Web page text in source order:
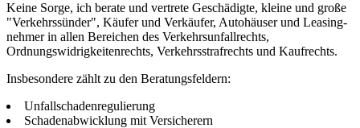
Keine Sorge, ich be­rate und ver­trete Geschädigte, kleine und große
"Verkehrssünder", Käu­fer und Verkäufer, Au­to­häu­ser und Lea­sing­
neh­mer in al­len Be­rei­chen des Verkehrsunfallrechts,
Ordnungswidrigkeitenrechts, Ver­kehrs­s­traf­rechts und Kaufrechts.
Insbesondere zählt zu den Beratungsfeldern:
Unfallschadenregulierung
Schadenabwicklung mit Versicherern